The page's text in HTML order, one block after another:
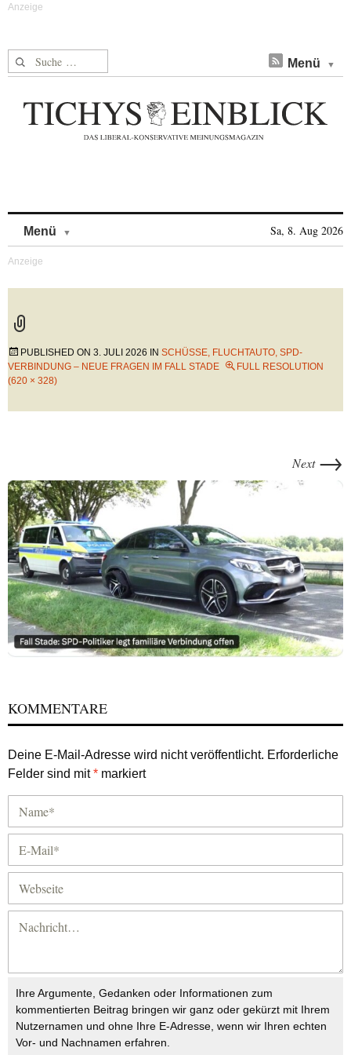
Suche nach: Menü
Menü Sa, 8. Aug 2026
PUBLISHED ON 3. JULI 2026 IN SCHÜSSE, FLUCHTAUTO, SPD-
VERBINDUNG – NEUE FRAGEN IM FALL STADE
FULL RESOLUTION
(620 × 328)
Next →
KOMMENTARE
Deine E-Mail-Adresse wird nicht veröffentlicht. Erforderliche
Felder sind mit* markiert
Ihre Argumente, Gedanken oder Informationen zum
kommentierten Beitrag bringen wir ganz oder gekürzt mit Ihrem
Nutzernamen und ohne Ihre E-Adresse, wenn wir Ihren echten
Vor- und Nachnamen erfahren.